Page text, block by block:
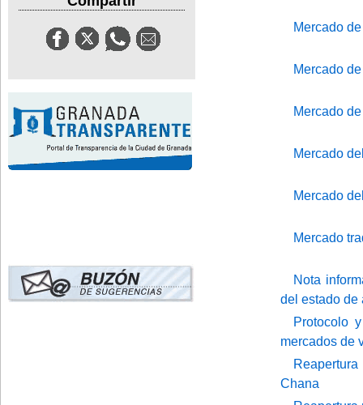
Mercado
Mercado
Mercado
Mercado
Mercado
Mercado
Nota
del estado de
Protocolo
mercados de
Chana